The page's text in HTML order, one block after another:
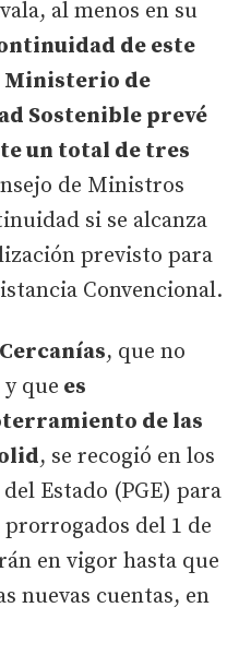
al menos en su
de este
Ministerio de
Sostenible prevé
un total de tres
de Ministros
si se alcanza
previsto para
Convencional.
, que no
que es
de las
, se recogió en los
Estado (PGE) para
prorrogados del 1 de
en vigor hasta que
nuevas cuentas, en